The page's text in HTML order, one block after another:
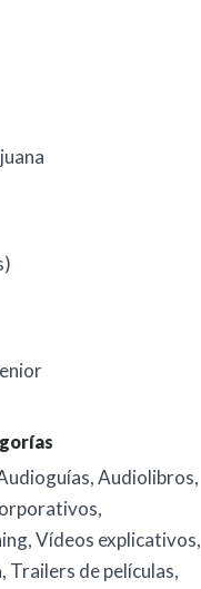
,Audiolibros,
,
,Vídeos explicativos,
, Trailers de películas,